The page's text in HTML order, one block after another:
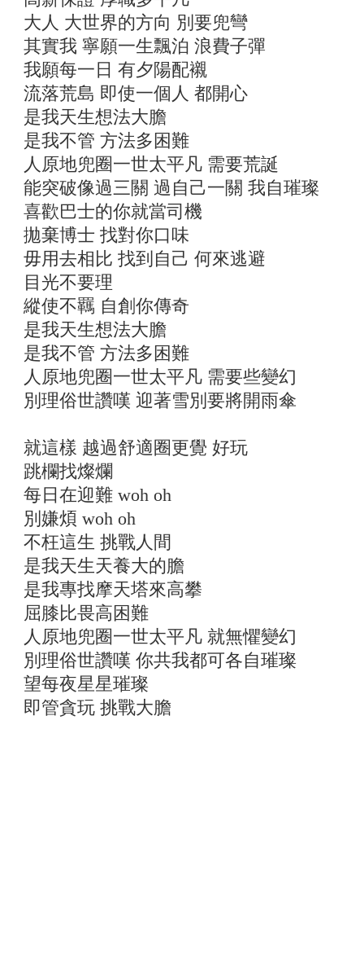
大人 大世界的方向 別要兜彎
其實我 寧願一生飄泊 浪費子彈
我願每一日 有夕陽配襯
流落荒島 即使一個人 都開心
是我天生想法大膽
是我不管 方法多困難
人原地兜圈一世太平凡 需要荒誕
能突破像過三關 過自己一關 我自璀璨
喜歡巴士的你就當司機
拋棄博士 找對你口味
毋用去相比 找到自己 何來逃避
目光不要理
縱使不羈 自創你傳奇
是我天生想法大膽
是我不管 方法多困難
人原地兜圈一世太平凡 需要些變幻
別理俗世讚嘆 迎著雪別要將開雨傘
就這樣 越過舒適圈更覺 好玩
跳欄找燦爛
每日在迎難 woh oh
別嫌煩 woh oh
不枉這生 挑戰人間
是我天生天養大的膽
是我專找摩天塔來高攀
屈膝比畏高困難
人原地兜圈一世太平凡 就無懼變幻
別理俗世讚嘆 你共我都可各自璀璨
望每夜星星璀璨
即管貪玩 挑戰大膽